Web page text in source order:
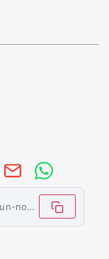
https://letemoinhaiti.com/dji-prepare-un-nouveau-drone-professionnel-revolutionnaire-attendu-le-8-juillet-2026/